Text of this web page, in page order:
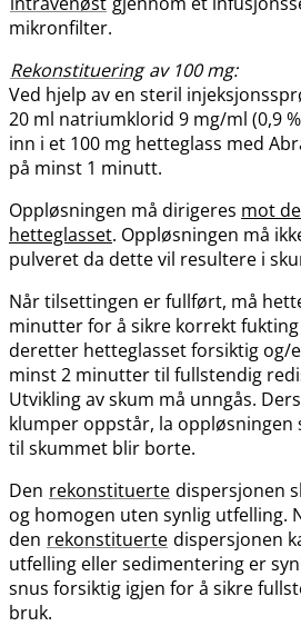
mikronfilter.
Rekonstitueringav 100 mg:
Ved hjelp av en steril
20 ml natriumklorid 9 mg/ml (0,9
inn i et 100 mg hetteglass med
på minst 1 minutt.
Oppløsningen må dirigeres mot
hetteglasset. Oppløsningen må
pulveret da dette vil resultere i
Når tilsettingen er fullført, må
minutter for å sikre korrekt fukting
deretter hetteglasset forsiktig og​/​
minst 2 minutter til fullstendig
Utvikling av skum må unngås.
klumper oppstår, la
til skummet blir borte.
Den rekonstituerte dispersjonen
og homogen uten synlig utfelling.
den rekonstituerte dispersjonen
utfelling eller sedimentering er
snus forsiktig igjen for å sikre
bruk.